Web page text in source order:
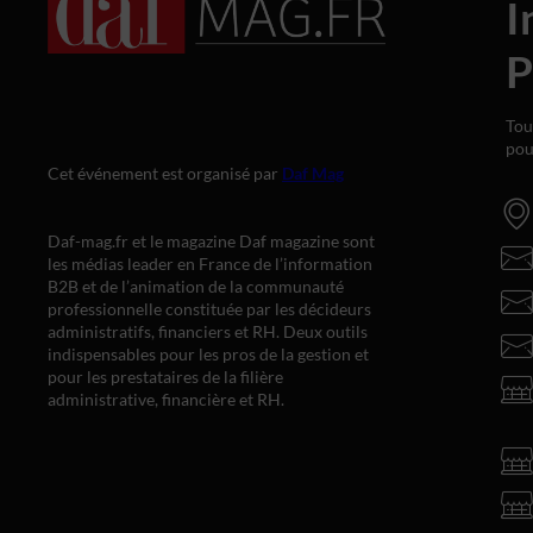
Cet événement est organisé par Daf Mag
Daf-mag.fr et le magazine Daf magazine sont
les médias leader en France de l’information
B2B et de l’animation de la communauté
professionnelle constituée par les décideurs
administratifs, financiers et RH. Deux outils
indispensables pour les pros de la gestion et
pour les prestataires de la filière